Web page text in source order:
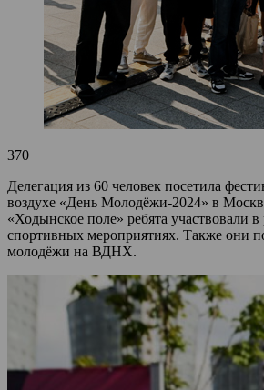
370
Делегация из 60 человек посетила
воздухе «День Молодёжи-2024» в
«Ходынское поле» ребята участвовали в
спортивных мероприятиях. Также они
молодёжи на ВДНХ.